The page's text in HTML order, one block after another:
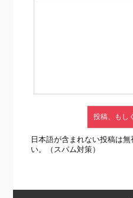
日本語が含まれない投稿は
い。（スパム対策）